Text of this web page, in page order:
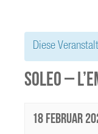
Diese
SOLEO –
18 Februar